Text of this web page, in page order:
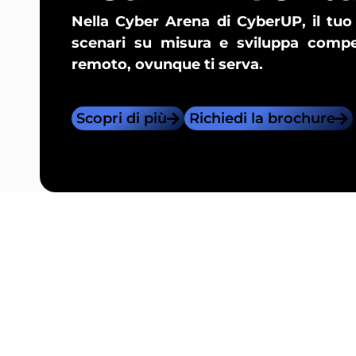
Nella Cyber Arena di CyberUP, il
scenari su misura e sviluppa
remoto, ovunque ti serva.
Scopri di più Richiedi la brochure